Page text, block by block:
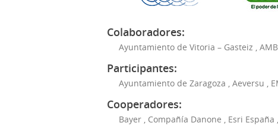
Colaboradores:
Ayuntamiento de Vitoria – Gasteiz
Participantes:
Ayuntamiento de Zaragoza Aeversu
Cooperadores:
Bayer Compañía Danone Esri España